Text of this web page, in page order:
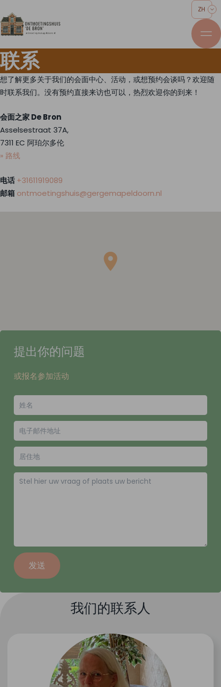
ZH
联系
想了解更多关于我们的会面中心、活动，或想预约会谈吗？欢迎随
时联系我们。没有预约直接来访也可以，热烈欢迎你的到来！
会面之家De Bron
Asselsestraat 37A,
7311 EC 阿珀尔多伦
» 路线
电话 +31611919089
邮箱 ontmoetingshuis@gergemapeldoorn.nl
提出你的问题
或报名参加活动
发送
我们的联系人